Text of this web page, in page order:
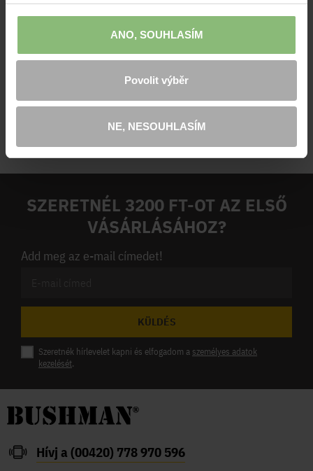
ANO, SOUHLASÍM
Povolit výběr
NE, NESOUHLASÍM
Anyagösszetétel:
100% pamut
Kategória:
Táskák
olive
SZERETNÉL 3200 FT-OT AZ ELSŐ
VÁSÁRLÁSÁHOZ?
Add meg az e-mail címedet!
KÜLDÉS
Szeretnék hírlevelet kapni és elfogadom a személyes adatok
kezelését.
Hívj a (00420) 778 970 596